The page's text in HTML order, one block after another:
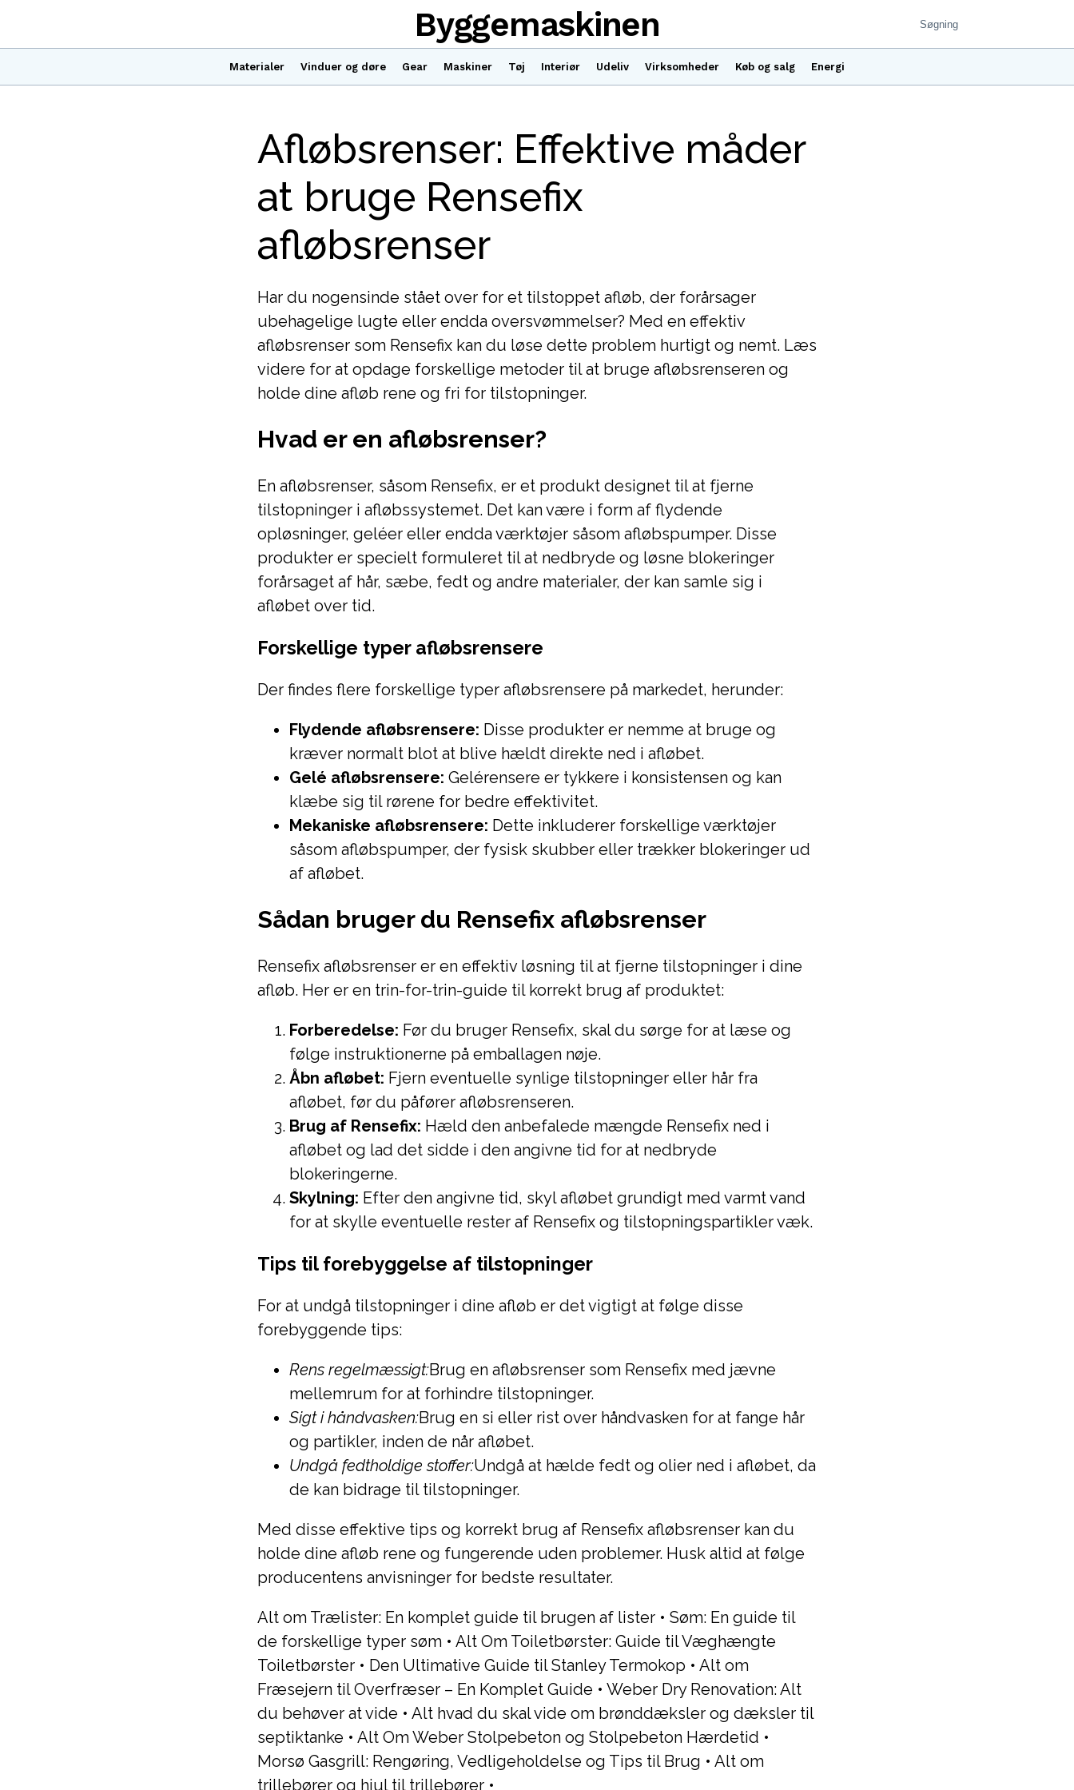
Materialer Vinduer og døre Gear Maskiner Tøj Interiør Udeliv Virksomheder Køb og salg Energi
Byggemaskinen
Afløbsrenser: Effektive måder
at bruge Rensefix
afløbsrenser
Har du nogensinde stået over for et tilstoppet afløb, der forårsager
ubehagelige lugte eller endda oversvømmelser? Med en effektiv
afløbsrenser som Rensefix kan du løse dette problem hurtigt og nemt. Læs
videre for at opdage forskellige metoder til at bruge afløbsrenseren og
holde dine afløb rene og fri for tilstopninger.
Hvad er en afløbsrenser?
En afløbsrenser, såsom Rensefix, er et produkt designet til at fjerne
tilstopninger i afløbssystemet. Det kan være i form af flydende
opløsninger, geléer eller endda værktøjer såsom afløbspumper. Disse
produkter er specielt formuleret til at nedbryde og løsne blokeringer
forårsaget af hår, sæbe, fedt og andre materialer, der kan samle sig i
afløbet over tid.
Forskellige typer afløbsrensere
Der findes flere forskellige typer afløbsrensere på markedet, herunder:
Flydende afløbsrensere: Disse produkter er nemme at bruge og
kræver normalt blot at blive hældt direkte ned i afløbet.
Gelé afløbsrensere: Gelérensere er tykkere i konsistensen og kan
klæbe sig til rørene for bedre effektivitet.
Mekaniske afløbsrensere: Dette inkluderer forskellige værktøjer
såsom afløbspumper, der fysisk skubber eller trækker blokeringer ud
af afløbet.
Sådan bruger du Rensefix afløbsrenser
Rensefix afløbsrenser er en effektiv løsning til at fjerne tilstopninger i dine
afløb. Her er en trin-for-trin-guide til korrekt brug af produktet:
Forberedelse: Før du bruger Rensefix, skal du sørge for at læse og
følge instruktionerne på emballagen nøje.
Åbn afløbet: Fjern eventuelle synlige tilstopninger eller hår fra
afløbet, før du påfører afløbsrenseren.
Brug af Rensefix: Hæld den anbefalede mængde Rensefix ned i
afløbet og lad det sidde i den angivne tid for at nedbryde
blokeringerne.
Skylning: Efter den angivne tid, skyl afløbet grundigt med varmt vand
for at skylle eventuelle rester af Rensefix og tilstopningspartikler væk.
Tips til forebyggelse af tilstopninger
For at undgå tilstopninger i dine afløb er det vigtigt at følge disse
forebyggende tips:
Rens regelmæssigt:Brug en afløbsrenser som Rensefix med jævne
mellemrum for at forhindre tilstopninger.
Sigt i håndvasken:Brug en si eller rist over håndvasken for at fange hår
og partikler, inden de når afløbet.
Undgå fedtholdige stoffer:Undgå at hælde fedt og olier ned i afløbet, da
de kan bidrage til tilstopninger.
Med disse effektive tips og korrekt brug af Rensefix afløbsrenser kan du
holde dine afløb rene og fungerende uden problemer. Husk altid at følge
producentens anvisninger for bedste resultater.
Alt om Trælister: En komplet guide til brugen af lister • Søm: En guide til
de forskellige typer søm • Alt Om Toiletbørster: Guide til Væghængte
Toiletbørster • Den Ultimative Guide til Stanley Termokop • Alt om
Fræsejern til Overfræser – En Komplet Guide • Weber Dry Renovation: Alt
du behøver at vide • Alt hvad du skal vide om brønddæksler og dæksler til
septiktanke • Alt Om Weber Stolpebeton og Stolpebeton Hærdetid •
Morsø Gasgrill: Rengøring, Vedligeholdelse og Tips til Brug • Alt om
trillebører og hjul til trillebører •